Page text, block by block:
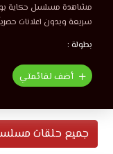
مشاهدة مسلسل حكاية
سريعة وبدون اعلانات
بطولة :
أضف لقائمتي
جميع حلقات